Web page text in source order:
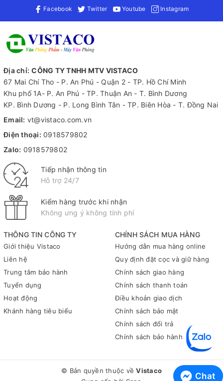
Facebook Twitter Youtube Instagram
THÔNG TIN CÔNG TY
Giới thiệu Vistaco
Liên hệ
Trung tâm bảo hành
Tuyển dụng
Hoạt động
Khánh hàng tiêu biểu
CHÍNH SÁCH MUA HÀNG
Hướng dẫn mua hàng online
Quy định đặt cọc và giữ hàng
Chính sách giao hàng
Chính sách thanh toán
Điều khoản giao dịch
Chính sách bảo mật
Chính sách đổi trả
Chính sách bảo hành
Địa chỉ: CÔNG TY TNHH MTV VISTACO
67 Mai Chí Tho - P. An Phú - Quận 2 - TP. Hồ Chí Minh
Khu phố 1A- P. An Phú - TP. Thuận An - T. Bình Dương
KP. Bình Dương - P. Long Bình Tân - TP. Biên Hòa - T. Đồng Nai
Email: vt@vistaco.com.vn
Điện thoại: 0918579802
Zalo: 0918579802
Tiếp nhận thông tin
Hỗ trợ 24/7
Kiểm hàng trước khi nhận
Không ưng ý không tính phí
© Bản quyền thuộc vềVistaco
Chat